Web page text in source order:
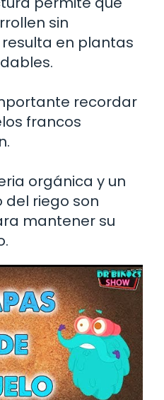
sin
en plantas
recordar
francos
orgánica y un
riego son
mantener su